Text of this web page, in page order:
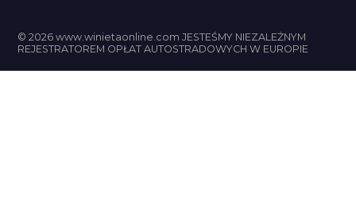
© 2026 www.winietaonline.com JESTEŚMY NIEZALEŻNYM
REJESTRATOREM OPŁAT AUTOSTRADOWYCH W EUROPIE